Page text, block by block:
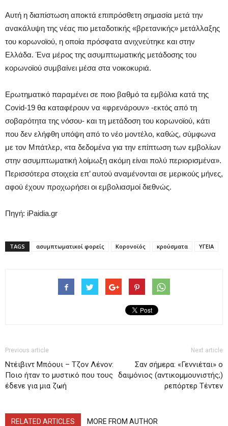
Αυτή η διαπίστωση αποκτά επιπρόσθετη σημασία μετά την
ανακάλυψη της νέας πιο μεταδοτικής «βρετανικής» μετάλλαξης
του κορωνοϊού, η οποία πρόσφατα ανιχνεύτηκε και στην
Ελλάδα. Ένα μέρος της ασυμπτωματικής μετάδοσης του
κορωνοϊού συμβαίνει μέσα στα νοικοκυριά.
Ερωτηματικό παραμένει σε ποιο βαθμό τα εμβόλια κατά της
Covid-19 θα καταφέρουν να «φρενάρουν» -εκτός από τη
σοβαρότητα της νόσου- και τη μετάδοση του κορωνοϊού, κάτι
που δεν ελήφθη υπόψη από το νέο μοντέλο, καθώς, σύμφωνα
με τον Μπάτλερ, «τα δεδομένα για την επίπτωση των εμβολίων
στην ασυμπτωματική λοίμωξη ακόμη είναι πολύ περιορισμένα».
Περισσότερα στοιχεία επ’ αυτού αναμένονται σε μερικούς μήνες,
αφού έχουν προχωρήσει οι εμβολιασμοί διεθνώς.
Πηγή: iPaidia.gr
TAGS ασυμπτωματικοί φορείς Κορονοϊός κρούσματα ΥΓΕΙΑ
Previous article
Ντέιβιντ Μπόουι – Τζον Λένον:
Ποιο ήταν το μυστικό που τους
έδενε για μια ζωή
Next article
Σαν σήμερα: «Γεννιέται» ο
δαιμόνιος (αντικομμουνιστής;)
ρεπόρτερ Τέντεν
RELATED ARTICLES MORE FROM AUTHOR